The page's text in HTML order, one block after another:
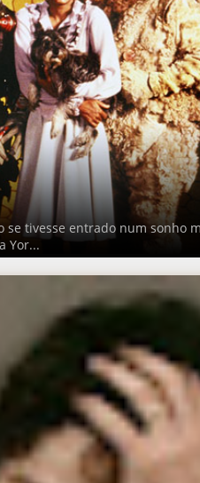
se tivesse entrado num sonho
Yor...